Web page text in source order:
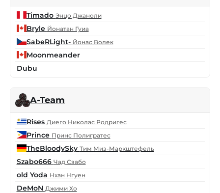
Timado Энцо Джаноли
Bryle Йонатан Гуиа
SabeRLight- Йонас Волек
Moonmeander
Dubu
A-Team
Rises Диего Николас Родригес
Prince Принс Полигратес
TheBloodySky Тим Миз-Маркштефель
Szabo666 Чад Сзабо
old Yoda Нхан Нгуен
DeMoN Джими Хо